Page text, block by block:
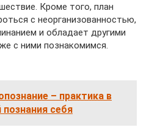
Кроме того, план
с неорганизованностью,
и обладает другими
с ними познакомимся.
– практика в
познания себя